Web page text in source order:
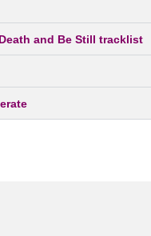
and Be Still tracklist